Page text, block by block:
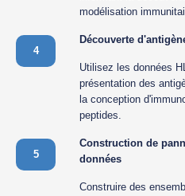
modélisation
4
Découverte
Utilisez les données
présentation des
la conception
peptides.
5
Construction de
données
Construire des